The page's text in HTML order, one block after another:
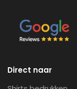
Direct naar